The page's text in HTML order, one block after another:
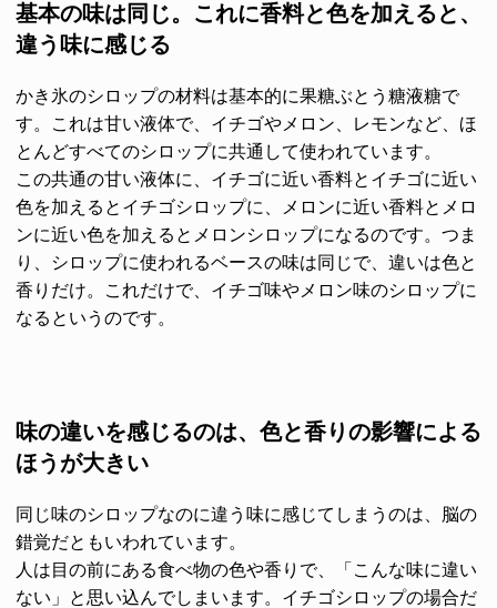
基本の味は同じ。これに香料と色を加えると、
違う味に感じる
かき氷のシロップの材料は基本的に果糖ぶとう糖液糖で
す。これは甘い液体で、イチゴやメロン、レモンなど、ほ
とんどすべてのシロップに共通して使われています。
この共通の甘い液体に、イチゴに近い香料とイチゴに近い
色を加えるとイチゴシロップに、メロンに近い香料とメロ
ンに近い色を加えるとメロンシロップになるのです。つま
り、シロップに使われるベースの味は同じで、違いは色と
香りだけ。これだけで、イチゴ味やメロン味のシロップに
なるというのです。
味の違いを感じるのは、色と香りの影響による
ほうが大きい
同じ味のシロップなのに違う味に感じてしまうのは、脳の
錯覚だともいわれています。
人は目の前にある食べ物の色や香りで、「こんな味に違い
ない」と思い込んでしまいます。イチゴシロップの場合だ